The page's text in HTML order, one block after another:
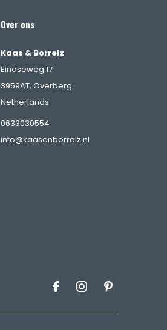
Over ons
Kaas & Borrelz
Eindseweg 17
3959AT, Overberg
Netherlands
0633030554
info@kaasenborrelz.nl